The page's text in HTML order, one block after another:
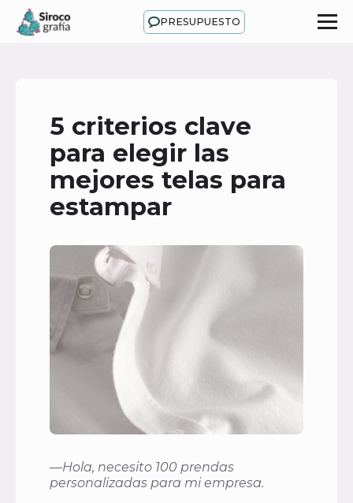
PRESUPUESTO
5 criterios clave
para elegir las
mejores telas para
estampar
—Hola, necesito 100 prendas
personalizadas para mi empresa.